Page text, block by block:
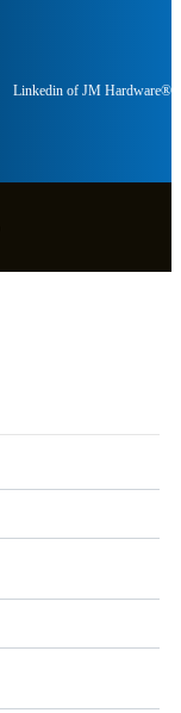
Linkedin of JM Hardware®